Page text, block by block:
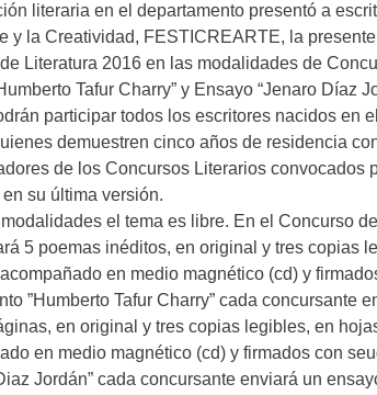
literaria en el departamento presentó a
y la Creatividad, FESTICREARTE, la
Literatura 2016 en las modalidades de
Tafur Charry” y Ensayo “Jenaro Díaz
participar todos los escritores nacidos en
demuestren cinco años de residencia
de los Concursos Literarios convocados
su última versión.
el tema es libre. En el Concurso
5 poemas inéditos, en original y tres copias
en medio magnético (cd) y
”Humberto Tafur Charry” cada concursante
en original y tres copias legibles, en
en medio magnético (cd) y firmados con
Jordán” cada concursante enviará un